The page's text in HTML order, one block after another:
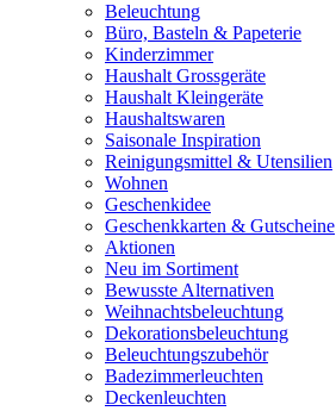
Beleuchtung
Büro, Basteln & Papeterie
Kinderzimmer
Haushalt Grossgeräte
Haushalt Kleingeräte
Haushaltswaren
Saisonale Inspiration
Reinigungsmittel & Utensilien
Wohnen
Geschenkidee
Geschenkkarten & Gutscheine
Aktionen
Neu im Sortiment
Bewusste Alternativen
Weihnachtsbeleuchtung
Dekorationsbeleuchtung
Beleuchtungszubehör
Badezimmerleuchten
Deckenleuchten